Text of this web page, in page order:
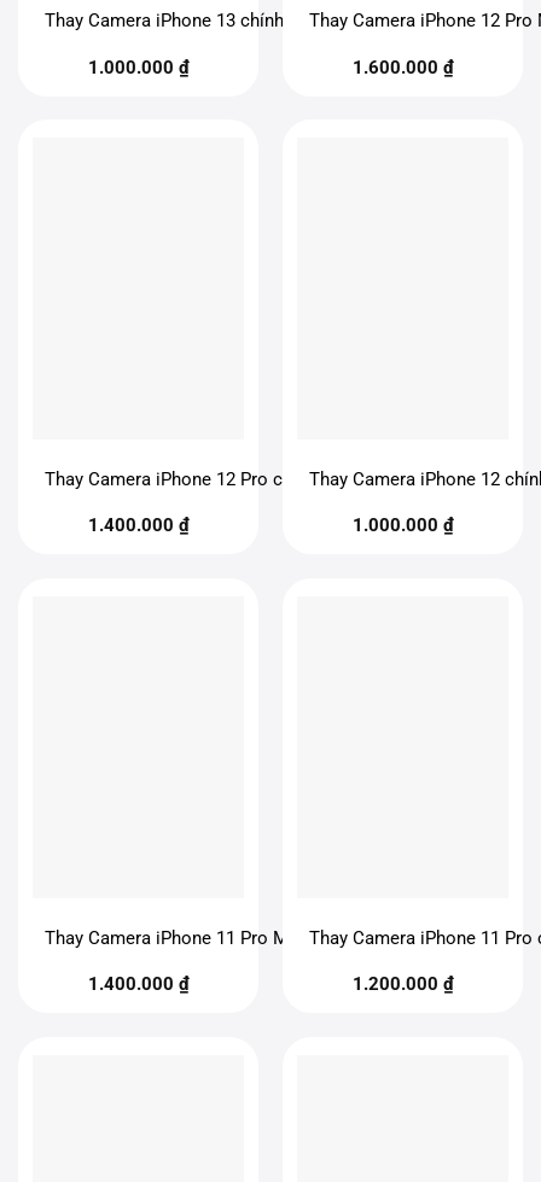
Thay Camera iPhone 13 chính hãng
1.000.000 ₫
Thay Camera iPhone 12 Pro
1.600.000 ₫
Thay Camera iPhone 12 Pro chính hãng
1.400.000 ₫
Thay Camera iPhone 12
1.000.000 ₫
Thay Camera iPhone 11 Pro Max chính hãng
1.400.000 ₫
Thay Camera iPhone 11 Pro
1.200.000 ₫